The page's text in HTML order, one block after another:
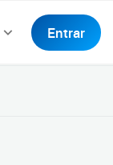
Entrar